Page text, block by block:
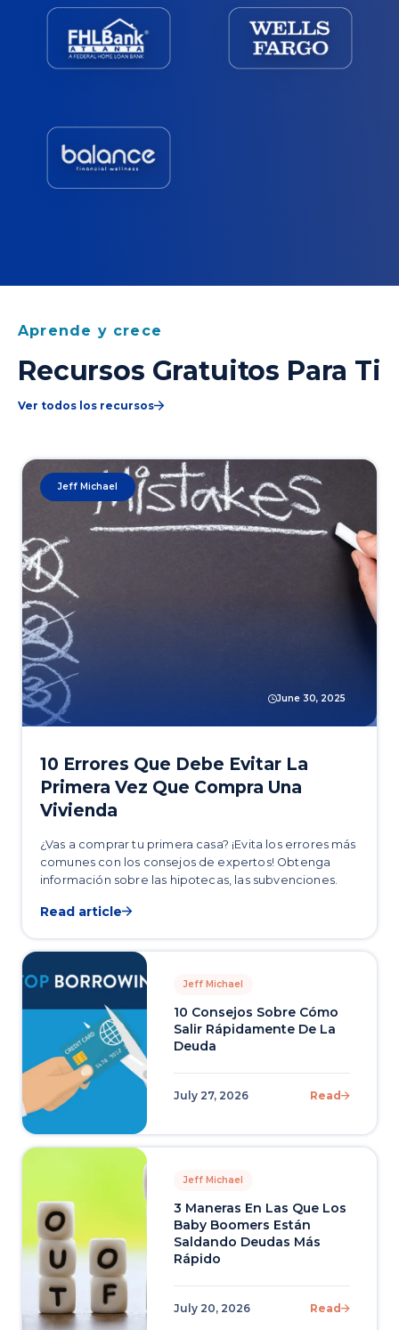
Aprende y crece
Recursos Gratuitos Para Ti
Ver todos los recursos
June 30, 2025
10 Errores Que Debe Evitar La
Primera Vez Que Compra Una
Vivienda
¿Vas a comprar tu primera casa? ¡Evita los errores más
comunes con los consejos de expertos! Obtenga
información sobre las hipotecas, las subvenciones.
Read article
Jeff Michael
Jeff Michael
10 Consejos Sobre Cómo
Salir Rápidamente De La
Deuda
July 27, 2026 Read
Jeff Michael
3 Maneras En Las Que Los
Baby Boomers Están
Saldando Deudas Más
Rápido
July 20, 2026 Read